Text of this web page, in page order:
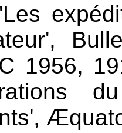
1956,